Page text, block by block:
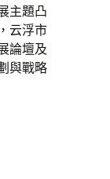
主題凸
云浮市
論壇及
與戰略